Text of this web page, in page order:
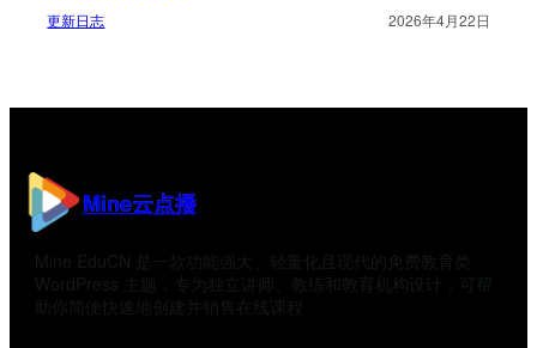
更新日志 2026年4月22日
Mine云点播
Mine EduCN 是一款功能强大、轻量化且现代的免费教育类
WordPress 主题，专为独立讲师、教练和教育机构设计，可帮
助你简便快速地创建并销售在线课程